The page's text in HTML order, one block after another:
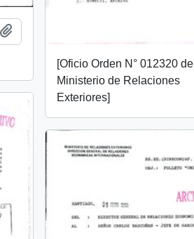
[Oficio Orden N° 012320 del
Ministerio de Relaciones
Exteriores]